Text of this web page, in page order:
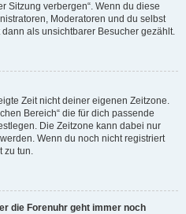
Sitzung verbergen“. Wenn du diese
Moderatoren und du selbst
als unsichtbarer Besucher gezählt.
Zeit nicht deiner eigenen Zeitzone.
Bereich“ die für dich passende
Die Zeitzone kann dabei nur
Wenn du noch nicht registriert
zu tun.
die Forenuhr geht immer noch